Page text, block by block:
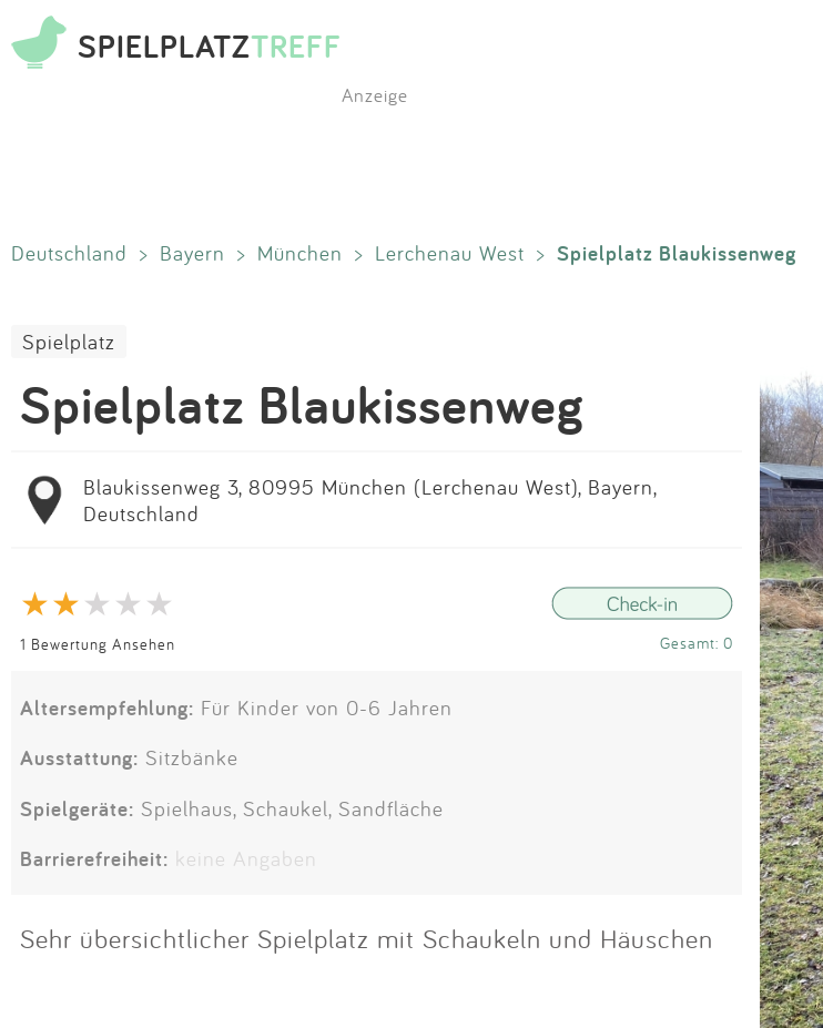
SPIELPLATZTREFF
App
Partner
Kontakt
Impressum
Anmelden
Anzeige
Deutschland > Bayern > München > Lerchenau West > Spielplatz Blaukissenweg
Spielplatz
Spielplatz Blaukissenweg
Blaukissenweg 3, 80995 München (Lerchenau West), Bayern,
Deutschland
1 Bewertung Ansehen Gesamt: 0
Altersempfehlung: Für Kinder von 0-6 Jahren
Ausstattung: Sitzbänke
Spielgeräte: Spielhaus, Schaukel, Sandfläche
Barrierefreiheit: keine Angaben
Sehr übersichtlicher Spielplatz mit Schaukeln und Häuschen